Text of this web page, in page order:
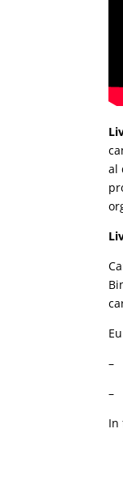
al
–
–
In